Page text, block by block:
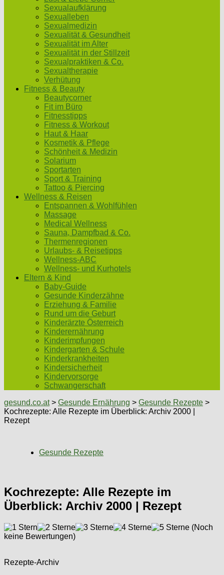
Sexualaufklärung
Sexualleben
Sexualmedizin
Sexualität & Gesundheit
Sexualität im Alter
Sexualität in der Stillzeit
Sexualpraktiken & Co.
Sexualtherapie
Verhütung
Fitness & Beauty
Beautycorner
Fit im Büro
Fitnesstipps
Fitness & Workout
Haut & Haar
Kosmetik & Pflege
Schönheit & Medizin
Solarium
Sportarten
Sport & Training
Tattoo & Piercing
Wellness & Reisen
Entspannen & Wohlfühlen
Massage
Medical Wellness
Sauna, Dampfbad & Co.
Thermenregionen
Urlaubs- & Reisetipps
Wellness-ABC
Wellness- und Kurhotels
Eltern & Kind
Baby-Guide
Gesunde Kinderzähne
Erziehung & Familie
Rund um die Geburt
Kinderärzte Österreich
Kinderernährung
Kinderimpfungen
Kindergarten & Schule
Kinderkrankheiten
Kindersicherheit
Kindervorsorge
Schwangerschaft
gesund.co.at> Gesunde Ernährung > Gesunde Rezepte >
Kochrezepte: Alle Rezepte im Überblick: Archiv 2000 |
Rezept
Gesunde Rezepte
Kochrezepte: Alle Rezepte im
Überblick: Archiv 2000 | Rezept
(Noch
keine Bewertungen)
Rezepte-Archiv